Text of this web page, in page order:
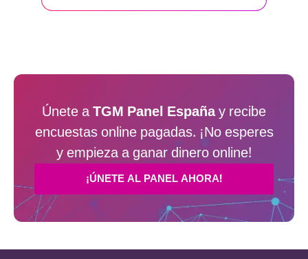
Únete aTGM Panel Españay recibe
encuestas online pagadas. ¡No esperes
y empieza a ganar dinero online!
¡ÚNETE AL PANEL AHORA!